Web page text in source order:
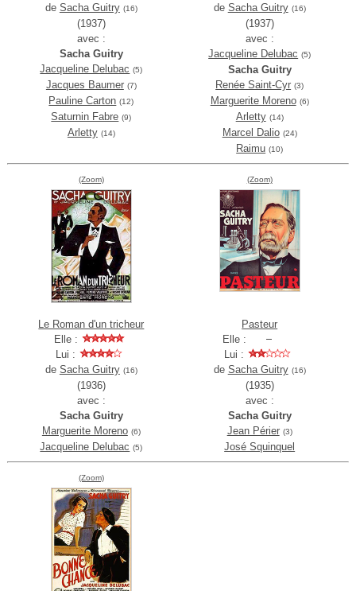
de Sacha Guitry (16)
(1937)
avec :
Sacha Guitry
Jacqueline Delubac (5)
Jacques Baumer (7)
Pauline Carton (12)
Saturnin Fabre (9)
Arletty (14)
de Sacha Guitry (16)
(1937)
avec :
Jacqueline Delubac (5)
Sacha Guitry
Renée Saint-Cyr (3)
Marguerite Moreno (6)
Arletty (14)
Marcel Dalio (24)
Raimu (10)
(Zoom)
Le Roman d'un tricheur
Elle :
Lui :
de Sacha Guitry (16)
(1936)
avec :
Sacha Guitry
Marguerite Moreno (6)
Jacqueline Delubac (5)
(Zoom)
Pasteur
Elle :
Lui :
de Sacha Guitry (16)
(1935)
avec :
Sacha Guitry
Jean Périer (3)
José Squinquel
(Zoom)